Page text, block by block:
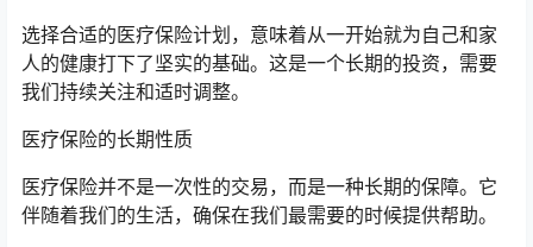
选择合适的医疗保险计划，意味着从一开始就为自己和家
人的健康打下了坚实的基础。这是一个长期的投资，需要
我们持续关注和适时调整。
医疗保险的长期性质
医疗保险并不是一次性的交易，而是一种长期的保障。它
伴随着我们的生活，确保在我们最需要的时候提供帮助。